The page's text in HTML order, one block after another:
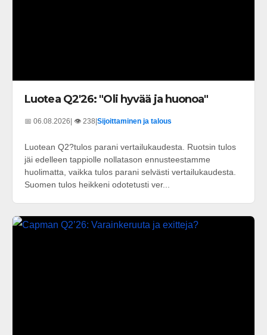
Luotea Q2'26: "Oli hyvää ja huonoa"
📅 06.08.2026| 👁️ 238|Sijoittaminen ja talous
Luotean Q2?tulos parani vertailukaudesta. Ruotsin tulos
jäi edelleen tappiolle nollatason ennusteestamme
huolimatta, vaikka tulos parani selvästi vertailukaudesta.
Suomen tulos heikkeni odotetusti ver...